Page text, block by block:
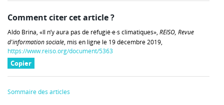
Comment citer cet article ?
Aldo Brina, «Il n’y aura pas de réfugié·e·s climatiques», REISO, Revue
d'information sociale, mis en ligne le 19 décembre 2019,
https://www.reiso.org/document/5363
Copier
Sommaire des articles